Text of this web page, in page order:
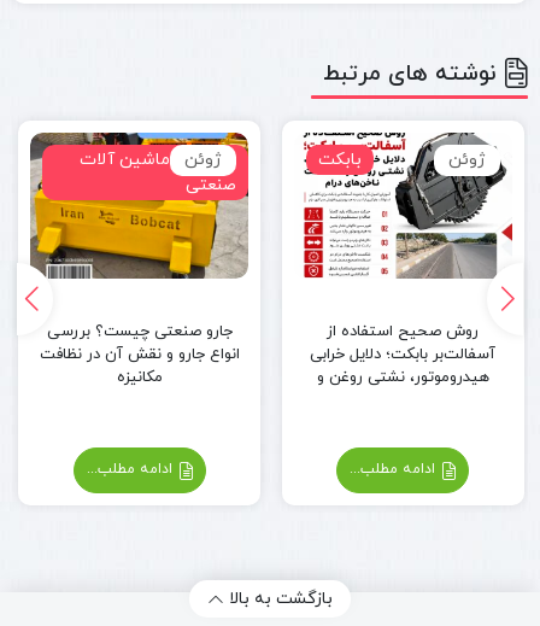
نوشته های مرتبط
بابکت ژوئن
روش صحیح استفاده از
آسفالت‌بر بابکت؛ دلایل خرابی
هیدروموتور، نشتی روغن و
ادامه مطلب...
تجهیزات ماشین آلات
صنعتی
ژوئن
جارو صنعتی چیست؟ بررسی
انواع جارو و نقش آن در نظافت
مکانیزه
ادامه مطلب...
بازگشت به بالا